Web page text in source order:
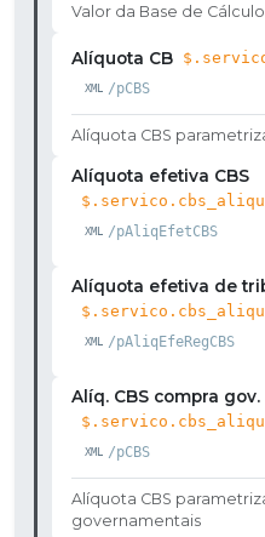
Valor da Base de Cálculo
Alíquota CB
/pCBS
Alíquota CBS
Alíquota efetiva CBS
/pAliqEfetCBS
Alíquota efetiva de
/pAliqEfeRegCBS
Alíq. CBS compra gov.
/pCBS
Alíquota CBS
governamentais